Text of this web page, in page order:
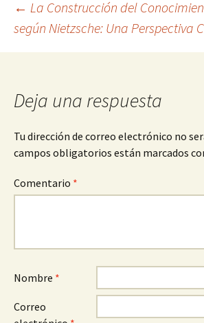
Navegación
de
entradas
← La Construcción del
según Nietzsche: Una Perspectiva
Deja una respuesta
Tu dirección de correo electrónico no
campos obligatorios están marcados
Comentario *
Nombre *
Correo